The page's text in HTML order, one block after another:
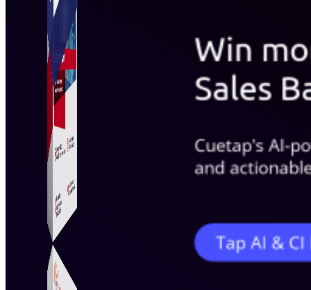
Simple Live
Phần mềm gửi follow, nhắn tin, nuôi nick Instagram.